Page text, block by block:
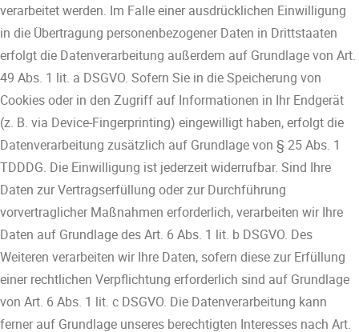
verarbeitet werden. Im Falle einer ausdrücklichen Einwilligung
in die Übertragung personenbezogener Daten in Drittstaaten
erfolgt die Datenverarbeitung außerdem auf Grundlage von Art.
49 Abs. 1 lit. a DSGVO. Sofern Sie in die Speicherung von
Cookies oder in den Zugriff auf Informationen in Ihr Endgerät
(z. B. via Device-Fingerprinting) eingewilligt haben, erfolgt die
Datenverarbeitung zusätzlich auf Grundlage von § 25 Abs. 1
TDDDG. Die Einwilligung ist jederzeit widerrufbar. Sind Ihre
Daten zur Vertragserfüllung oder zur Durchführung
vorvertraglicher Maßnahmen erforderlich, verarbeiten wir Ihre
Daten auf Grundlage des Art. 6 Abs. 1 lit. b DSGVO. Des
Weiteren verarbeiten wir Ihre Daten, sofern diese zur Erfüllung
einer rechtlichen Verpflichtung erforderlich sind auf Grundlage
von Art. 6 Abs. 1 lit. c DSGVO. Die Datenverarbeitung kann
ferner auf Grundlage unseres berechtigten Interesses nach Art.